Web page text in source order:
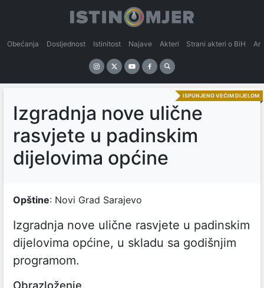
Obećanja Dosljednost Istinitost Najave Akteri Strani akteri o BiH
ISPUNJENO VEĆIM DIJELOM
Izgradnja nove ulične
rasvjete u padinskim
dijelovima općine
Opštine: Novi Grad Sarajevo
Izgradnja nove ulične rasvjete u padinskim
dijelovima općine, u skladu sa godišnjim
programom.
Obrazloženje